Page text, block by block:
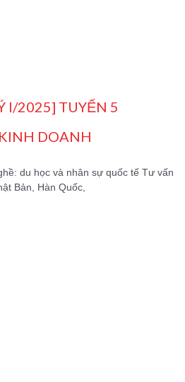
I/2025] TUYỂN 5
DOANH
du học và nhân sự quốc tế Tư vấn
Bản, Hàn Quốc,